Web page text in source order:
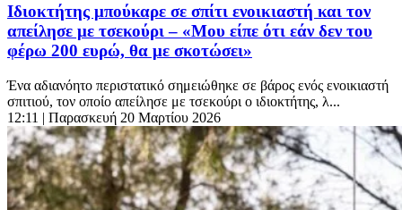
Ιδιοκτήτης μπούκαρε σε σπίτι ενοικιαστή και τον
απείλησε με τσεκούρι – «Μου είπε ότι εάν δεν του
φέρω 200 ευρώ, θα με σκοτώσει»
Ένα αδιανόητο περιστατικό σημειώθηκε σε βάρος ενός ενοικιαστή
σπιτιού, τον οποίο απείλησε με τσεκούρι ο ιδιοκτήτης, λ...
12:11 | Παρασκευή 20 Μαρτίου 2026